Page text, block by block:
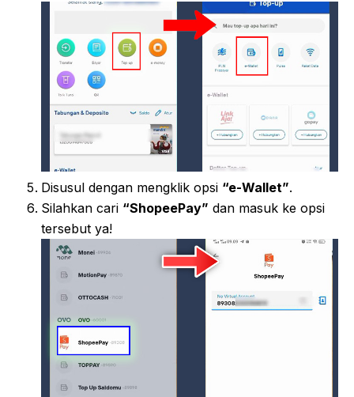
Disusul dengan mengklik opsi “e-Wallet”.
Silahkan cari “ShopeePay” dan masuk ke opsi
tersebut ya!